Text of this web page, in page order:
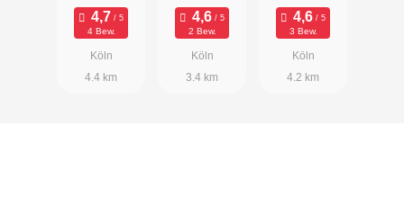
4 Bew.
Köln
4.4 km
2 Bew.
Köln
3.4 km
3 Bew.
Köln
4.2 km